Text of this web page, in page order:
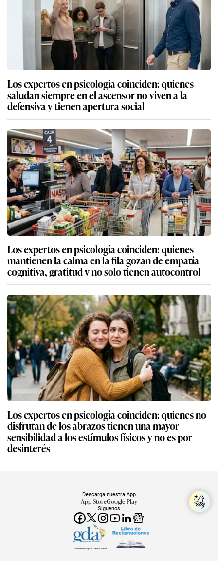
Los expertos en psicología coinciden: quienes
saludan siempre en el ascensor no viven a la
defensiva y tienen apertura social
Los expertos en psicología coinciden: quienes
mantienen la calma en la fila gozan de empatía
cognitiva, gratitud y no solo tienen autocontrol
Los expertos en psicología coinciden: quienes no
disfrutan de los abrazos tienen una mayor
sensibilidad a los estímulos físicos y no es por
desinterés
Síguenos
Descarga nuestra App
App StoreGoogle Play
Miembro del Grupo de Diarios América